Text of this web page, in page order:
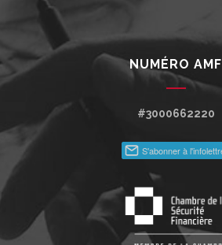
NUMÉRO AMF
#3000662220